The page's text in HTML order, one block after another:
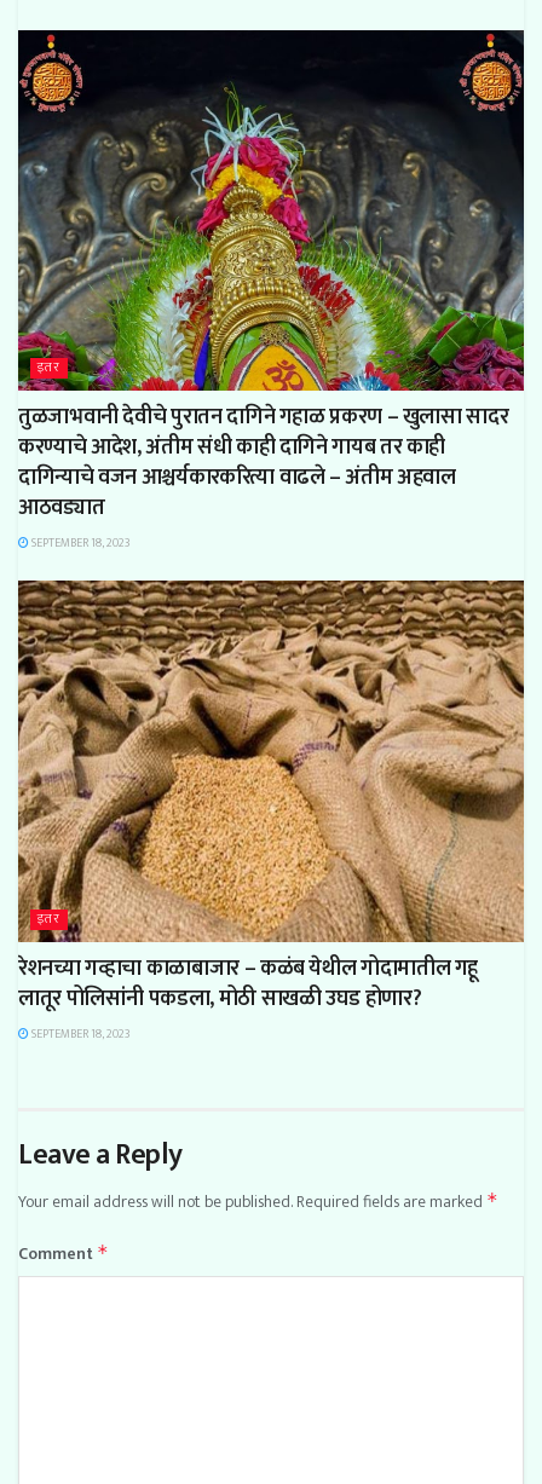
इतर
तुळजाभवानी देवीचे पुरातन दागिने गहाळ प्रकरण – खुलासा सादर
करण्याचे आदेश, अंतीम संधी काही दागिने गायब तर काही
दागिन्याचे वजन आश्चर्यकारकरित्या वाढले – अंतीम अहवाल
आठवड्यात
SEPTEMBER 18, 2023
इतर
रेशनच्या गव्हाचा काळाबाजार – कळंब येथील गोदामातील गहू
लातूर पोलिसांनी पकडला, मोठी साखळी उघड होणार?
SEPTEMBER 18, 2023
Leave a Reply
Your email address will not be published.Required fields are marked *
Comment *